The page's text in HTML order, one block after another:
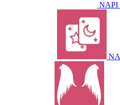
NAPI